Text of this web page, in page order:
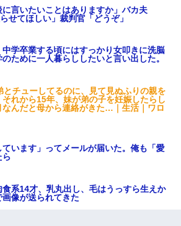
言いたいことはありますか」バカ夫
せてほしい」裁判官「どうぞ」
学卒業する頃にはすっかり女叩きに洗脳
ために一人暮らししたいと言い出した。
とチューしてるのに、見て見ぬふりの親を
それから15年、妹が弟の子を妊娠したらし
なんだと母から連絡がきた…｜生活｜ワロ
います」ってメールが届いた。俺も「愛
ら
食系14才、乳丸出し、毛はうっすら生えか
像が送られてきた